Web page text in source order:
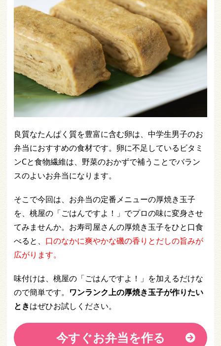
良質なたんぱく質を豊富に含む卵は、中学生男子のお
弁当におすすめの食材です。卵に不足しているビタミ
ンCと食物繊維は、野菜のおかずで補うことでバラン
スのよいお弁当になります。
そこで今回は、お弁当の定番メニューの厚焼き玉子
を、桃屋の「ごはんですよ！」でプロの味に変身させ
てみませんか。お寿司屋さんの厚焼き玉子をひと口食
べると、 口のなかに爽やかな磯の香りとだしの旨みが
広がります。
味付けは、桃屋の「ごはんですよ！」を加えるだけな
ので簡単です。 ワンランク上の厚焼き玉子が作りたい
ときはぜひお試しください。
今すぐお弁当を作る